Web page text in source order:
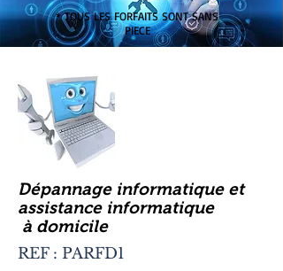
* TOUS LES FORFAITS SONT SANS
PIECE
Dépannage informatique et
assistance informatique
à domicile
REF : PARFD1